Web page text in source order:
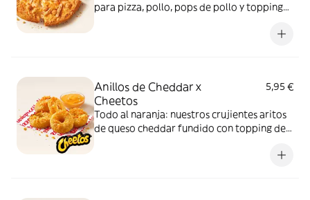
para pizza, pollo, pops de pollo y topping
Anillos de Cheddar x
Cheetos
5,95 €
Todo al naranja: nuestros crujientes aritos
de queso cheddar fundido con topping de